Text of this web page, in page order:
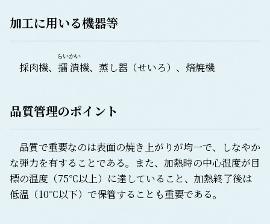
加工に用いる機器等
採肉機、 擂潰
らいかい
機、蒸し器（せいろ）、焙焼機
品質管理のポイント
品質で重要なのは表面の焼き上がりが均一で、しなやか
な弾力を有することである。また、加熱時の中心温度が目
標の温度（75℃以上）に達していること、加熱終了後は
低温（10℃以下）で保管することも重要である。